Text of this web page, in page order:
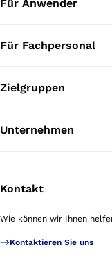
Für Anwender
Für Fachpersonal
Zielgruppen
Unternehmen
Kontakt
Wie können wir Ihnen
Kontaktieren Sie uns